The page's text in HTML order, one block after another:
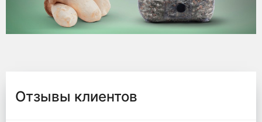
Отзывы клиентов